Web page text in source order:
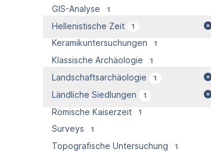
GIS-Analyse 1
Hellenistische Zeit 1
Keramikuntersuchungen 1
Klassische Archäologie 1
Landschaftsarchäologie 1
Ländliche Siedlungen 1
Römische Kaiserzeit 1
Surveys 1
Topografische Untersuchung 1